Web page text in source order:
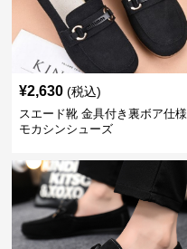
¥2,630 (税込)
スエード靴 金具付き裏ボア仕様
モカシンシューズ